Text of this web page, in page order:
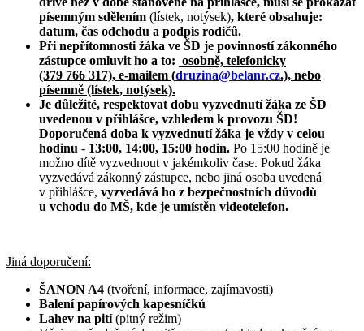
písemným sdělením (lístek, notýsek), které obsahuje:
datum, čas odchodu a podpis rodičů.
Při nepřítomnosti žáka ve ŠD je povinností zákonného
zástupce omluvit ho a to: osobně, telefonicky
(379 766 317), e-mailem (druzina@belanr.cz.), nebo
písemně (lístek, notýsek).
Je důležité, respektovat dobu vyzvednutí žáka ze ŠD
uvedenou v přihlášce, vzhledem k provozu ŠD!
Doporučená doba k vyzvednutí žáka je vždy v celou
hodinu - 13:00, 14:00, 15:00 hodin. Po 15:00 hodině je
možno dítě vyzvednout v jakémkoliv čase. Pokud žáka
vyzvedává zákonný zástupce, nebo jiná osoba uvedená
v přihlášce, vyzvedává ho z bezpečnostních důvodů
u vchodu do MŠ, kde je umístěn videotelefon.
Jiná doporučení:
ŠANON A4 (tvoření, informace, zajímavosti)
Balení papírových kapesníčků
Lahev na pití(pitný režim)